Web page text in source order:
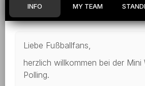
INFO MY TEAM
Liebe Fußballfans,
herzlich willkommen bei der
Polling.